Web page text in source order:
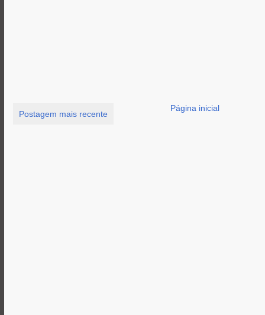
Postagem mais recente
Página inicial